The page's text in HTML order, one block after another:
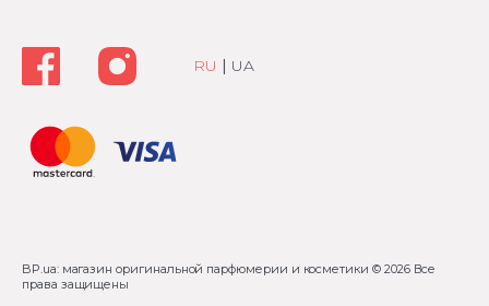
RU | UA
BP.ua: магазин оригинальной парфюмерии и косметики © 2026 Все
права защищены